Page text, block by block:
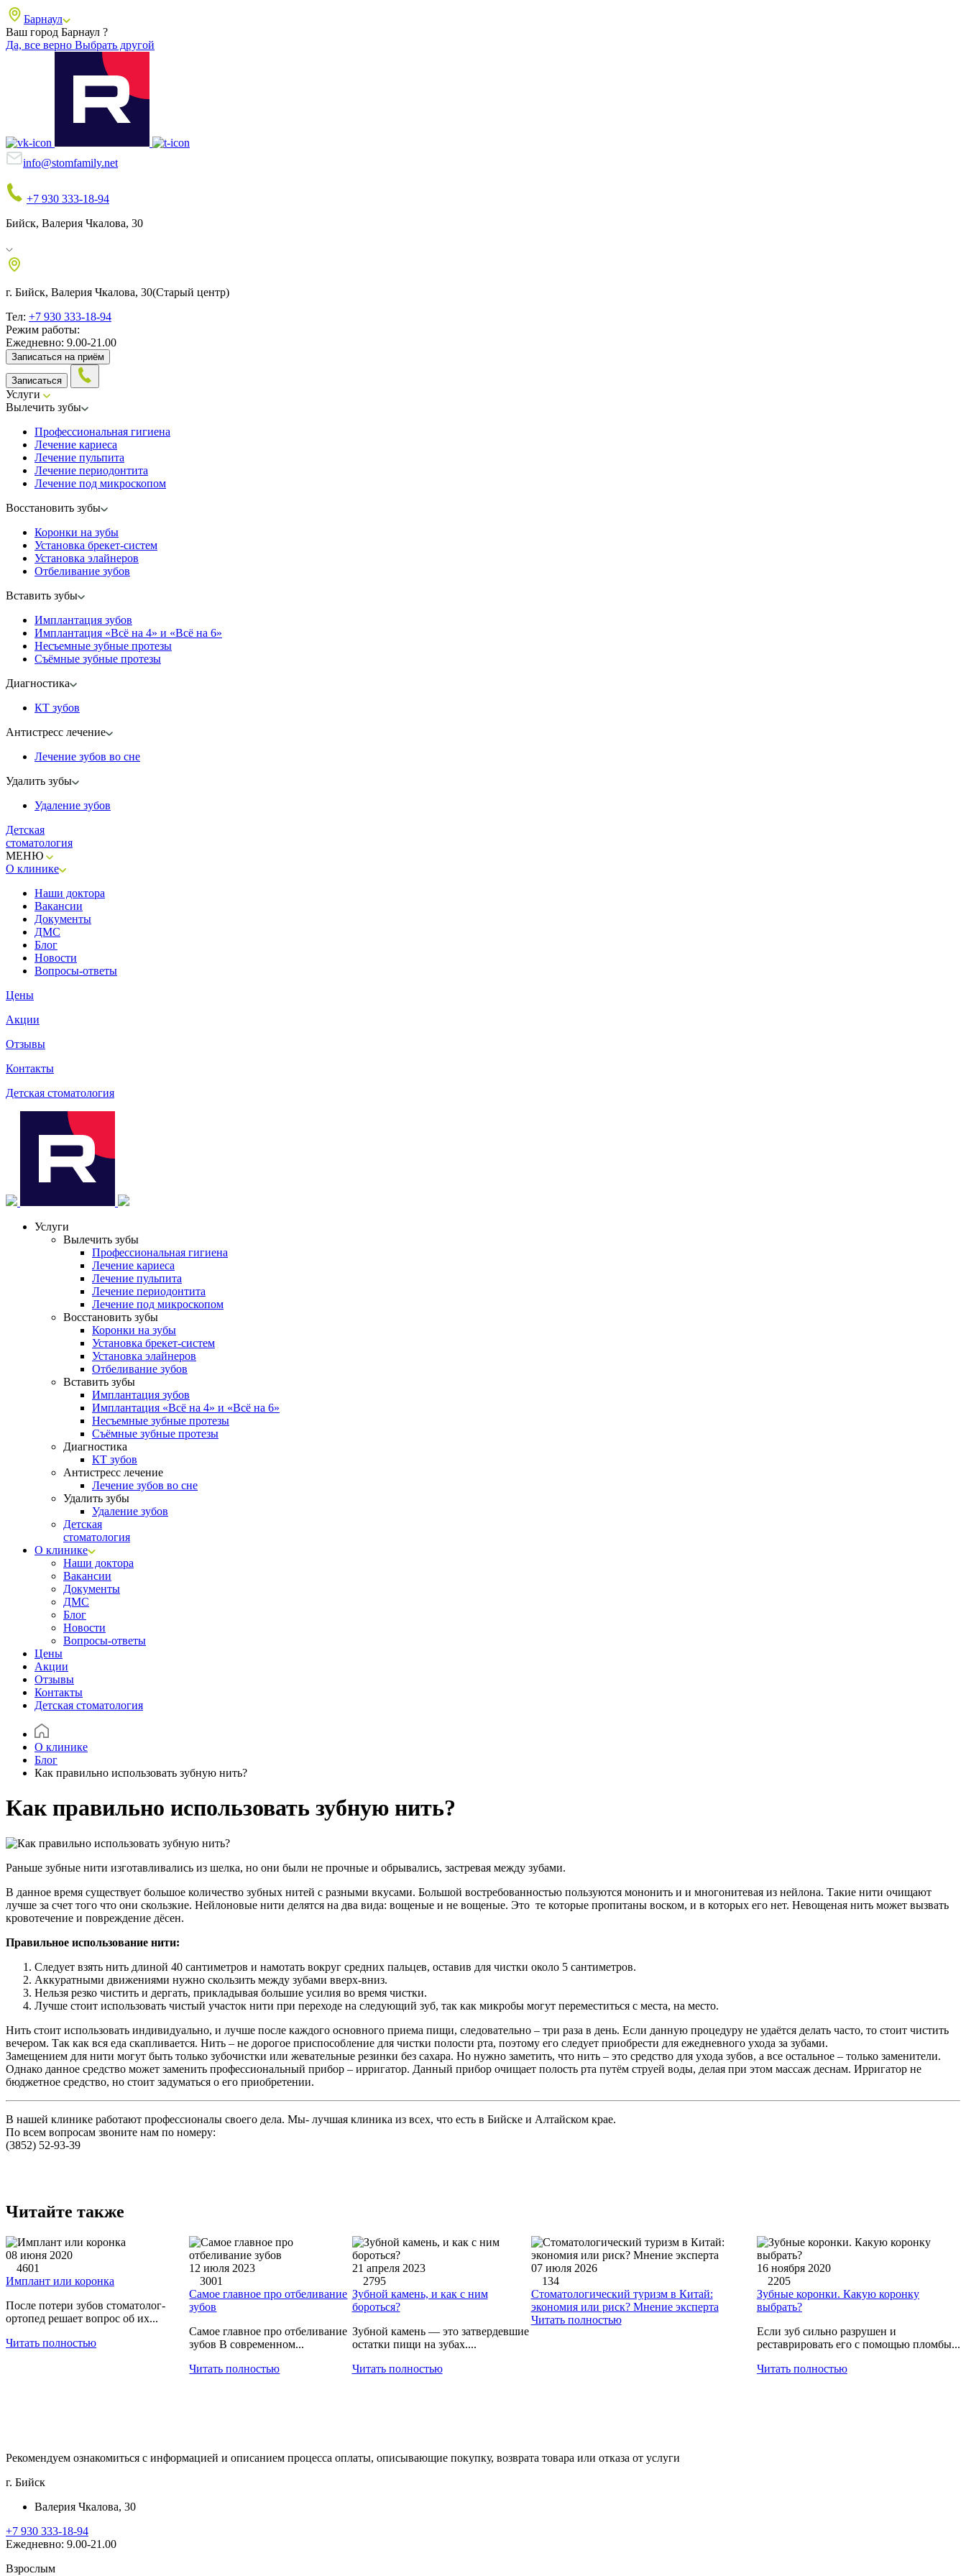
Барнаул
Ваш город Барнаул ?
Да, все верно Выбрать другой
info@stomfamily.net
+7 930 333-18-94
Бийск, Валерия Чкалова, 30
г. Бийск, Валерия Чкалова, 30(Старый центр)
Тел: +7 930 333-18-94
Режим работы:
Ежедневно: 9.00-21.00
Записаться на приём
Записаться
Услуги
Вылечить зубы
Профессиональная гигиена
Лечение кариеса
Лечение пульпита
Лечение периодонтита
Лечение под микроскопом
Восстановить зубы
Коронки на зубы
Установка брекет-систем
Установка элайнеров
Отбеливание зубов
Вставить зубы
Имплантация зубов
Имплантация «‎Всё на 4» и «‎Всё на 6»
Несъемные зубные протезы
Съёмные зубные протезы
Диагностика
КТ зубов
Антистресс лечение
Лечение зубов во сне
Удалить зубы
Удаление зубов
Детская
стоматология
МЕНЮ
О клинике
Наши доктора
Вакансии
Документы
ДМС
Блог
Новости
Вопросы-ответы
Цены
Акции
Отзывы
Контакты
Детская стоматология
Услуги
Вылечить зубы
Профессиональная гигиена
Лечение кариеса
Лечение пульпита
Лечение периодонтита
Лечение под микроскопом
Восстановить зубы
Коронки на зубы
Установка брекет-систем
Установка элайнеров
Отбеливание зубов
Вставить зубы
Имплантация зубов
Имплантация «‎Всё на 4» и «‎Всё на 6»
Несъемные зубные протезы
Съёмные зубные протезы
Диагностика
КТ зубов
Антистресс лечение
Лечение зубов во сне
Удалить зубы
Удаление зубов
Детская
стоматология
О клинике
Наши доктора
Вакансии
Документы
ДМС
Блог
Новости
Вопросы-ответы
Цены
Акции
Отзывы
Контакты
Детская стоматология
О клинике
Блог
Как правильно использовать зубную нить?
Как правильно использовать зубную нить?
Раньше зубные нити изготавливались из шелка, но они были не прочные и обрывались, застревая между зубами.
В данное время существует большое количество зубных нитей с разными вкусами. Большой востребованностью пользуются мононить и и многонитевая из нейлона. Такие нити очищают
лучше за счет того что они скользкие. Нейлоновые нити делятся на два вида: вощеные и не вощеные. Это те которые пропитаны воском, и в которых его нет. Невощеная нить может вызвать
кровотечение и повреждение дëсен.
Правильное использование нити:
Следует взять нить длиной 40 сантиметров и намотать вокруг средних пальцев, оставив для чистки около 5 сантиметров.
Аккуратными движениями нужно скользить между зубами вверх-вниз.
Нельзя резко чистить и дергать, прикладывая большие усилия во время чистки.
Лучше стоит использовать чистый участок нити при переходе на следующий зуб, так как микробы могут переместиться с места, на место.
Нить стоит использовать индивидуально, и лучше после каждого основного приема пищи, следовательно – три раза в день. Если данную процедуру не удаётся делать часто, то стоит чистить
вечером. Так как вся еда скапливается. Нить – не дорогое приспособление для чистки полости рта, поэтому его следует приобрести для ежедневного ухода за зубами.
Замещением для нити могут быть только зубочистки или жевательные резинки без сахара. Но нужно заметить, что нить – это средство для ухода зубов, а все остальное – только заменители.
Однако данное средство может заменить профессиональный прибор – ирригатор. Данный прибор очищает полость рта путём струей воды, делая при этом массаж деснам. Ирригатор не
бюджетное средство, но стоит задуматься о его приобретении.
В нашей клинике работают профессионалы своего дела. Мы- лучшая клиника из всех, что есть в Бийске и Алтайском крае.
По всем вопросам звоните нам по номеру:
(3852) 52-93-39
Читайте также
08 июня 2020
4601
Имплант или коронка
После потери зубов стоматолог-
ортопед решает вопрос об их...
Читать полностью
12 июля 2023
3001
Самое главное про отбеливание
зубов
Самое главное про отбеливание
зубов В современном...
Читать полностью
21 апреля 2023
2795
Зубной камень, и как с ним
бороться?
Зубной камень — это затвердевшие
остатки пищи на зубах....
Читать полностью
07 июля 2026
134
Стоматологический туризм в Китай:
экономия или риск? Мнение эксперта
Читать полностью
16 ноября 2020
2205
Зубные коронки. Какую коронку
выбрать?
Если зуб сильно разрушен и
реставрировать его с помощью пломбы...
Читать полностью
Рекомендуем ознакомиться с информацией и описанием процессa оплаты, описывающие покупку, возврата товара или отказа от услуги
г. Бийск
Валерия Чкалова, 30
+7 930 333-18-94
Ежедневно: 9.00-21.00
Взрослым